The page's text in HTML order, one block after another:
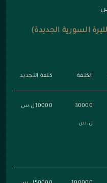
السورية الجديدة)
الكلفة كلفة التجديد
30000
ل.س
10000ل.س